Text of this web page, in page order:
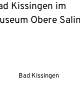
Kissingen im
Obere
Bad Kissingen